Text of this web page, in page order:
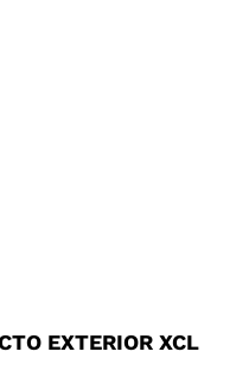
EXTERIOR XCL